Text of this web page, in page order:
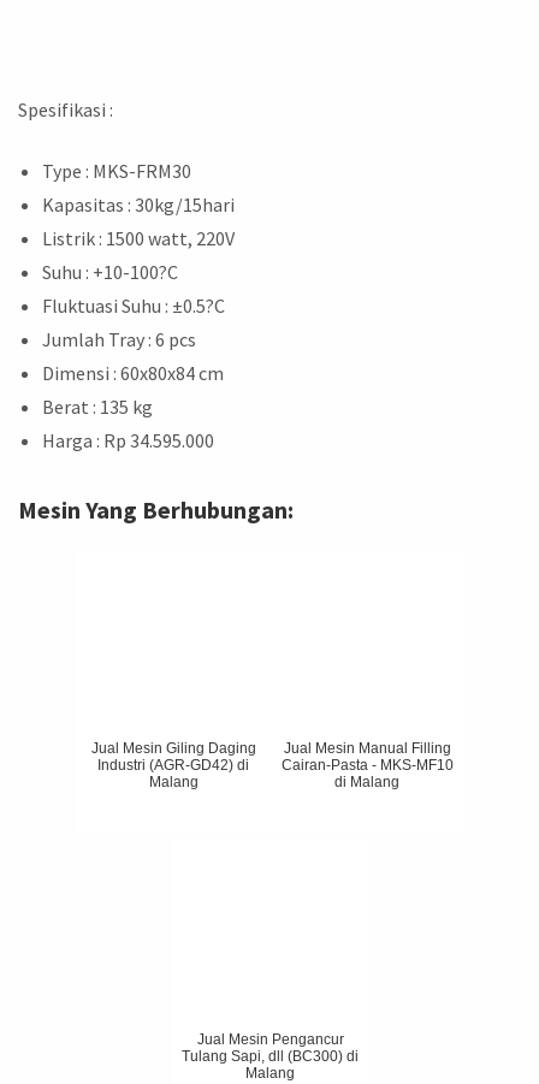
Spesifikasi :
Type : MKS-FRM30
Kapasitas : 30kg/15hari
Listrik : 1500 watt, 220V
Suhu : +10-100?C
Fluktuasi Suhu : ±0.5?C
Jumlah Tray : 6 pcs
Dimensi : 60x80x84 cm
Berat : 135 kg
Harga : Rp 34.595.000
Mesin Yang Berhubungan:
Jual Mesin Giling Daging
Industri (AGR-GD42) di
Malang
Jual Mesin Manual Filling
Cairan-Pasta - MKS-MF10
di Malang
Jual Mesin Pengancur
Tulang Sapi, dll (BC300) di
Malang